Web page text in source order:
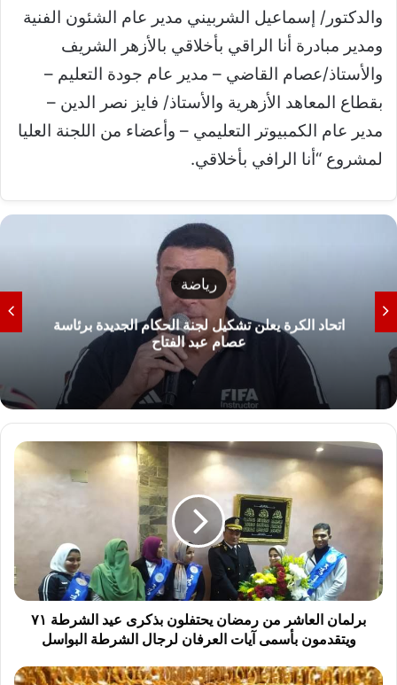
والدكتور/ إسماعيل الشربيني مدير عام الشئون الفنية
ومدير مبادرة أنا الراقي بأخلاقي بالأزهر الشريف
والأستاذ/عصام القاضي – مدير عام جودة التعليم –
بقطاع المعاهد الأزهرية والأستاذ/ فايز نصر الدين –
مدير عام الكمبيوتر التعليمي – وأعضاء من اللجنة العليا
لمشروع “أنا الرافي بأخلاقي.
رياضة
اتحاد الكرة يعلن تشكيل لجنة الحكام الجديدة برئاسة
عصام عبد الفتاح
ب
ر
ل
ن
ا
ل
ع
م
برلمان العاشر من رمضان يحتفلون بذكرى عيد الشرطة ٧١
ويتقدمون بأسمى آيات العرفان لرجال الشرطة البواسل
أ